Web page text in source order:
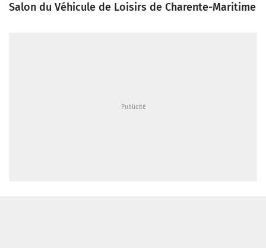
Salon du Véhicule de Loisirs de Charente-Maritime